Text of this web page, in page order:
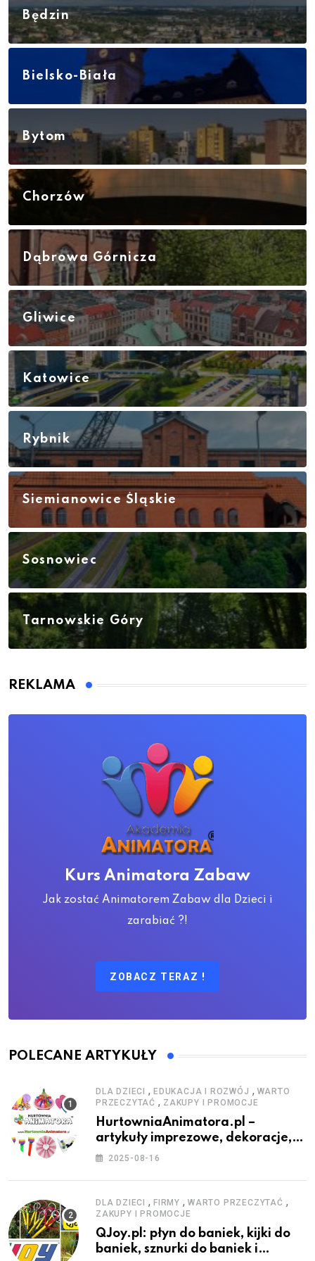
Będzin
Bielsko-Biała
Bytom
Chorzów
Dąbrowa Górnicza
Gliwice
Katowice
Rybnik
Siemianowice Śląskie
Sosnowiec
Tarnowskie Góry
REKLAMA
Kurs Animatora Zabaw
Jak zostać Animatorem Zabaw dla Dzieci i
zarabiać ?!
ZOBACZ TERAZ !
POLECANE ARTYKUŁY
DLA DZIECI , EDUKACJA I ROZWÓJ , WARTO
PRZECZYTAĆ , ZAKUPY I PROMOCJE
HurtowniaAnimatora.pl –
artykuły imprezowe, dekoracje,
stroje i akcesoria dla animatorów
2025-08-16
DLA DZIECI , FIRMY , WARTO PRZECZYTAĆ ,
ZAKUPY I PROMOCJE
QJoy.pl: płyn do baniek, kijki do
baniek, sznurki do baniek i